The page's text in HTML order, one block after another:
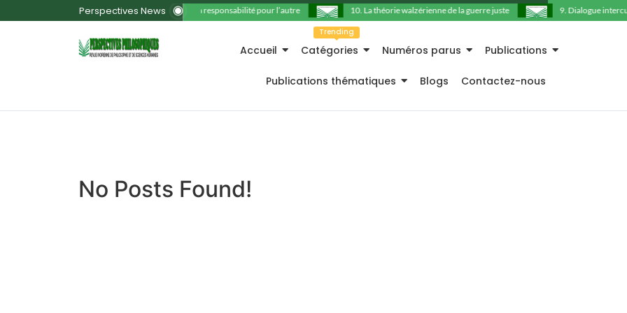
Perspectives News 11. La responsabilité pour l’autre 10. La théorie walzérienne de la guerre juste 9. Dialogue
Accueil Catégories
Trending
Numéros parus Publications
Publications thématiques Blogs Contactez-nous
No Posts Found!